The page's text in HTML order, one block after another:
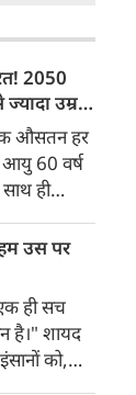
2050
उम्र
औसतन हर
60 वर्ष
ही
रूरल
देशों के
ही वृद्ध
श्रेणी में
उस पर
ही सच
है।" शायद
को,